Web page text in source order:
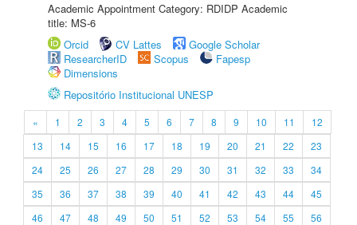
Academic Appointment Category: RDIDP Academic
title: MS-6
Orcid
CV Lattes
Google Scholar
ResearcherID
Scopus
Fapesp
Dimensions
Repositório Institucional UNESP
« 1 2 3 4 5 6 7 8 9 10 11
12
13
14 15 16 17 18 19 20 21 22
23
24
25 26 27 28 29 30 31 32 33
34
35
36 37 38 39 40 41 42 43 44
45
46
47 48 49 50 51 52 53 54 55
56